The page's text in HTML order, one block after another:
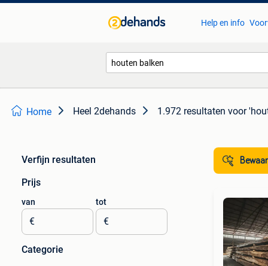
Help en info
Home Heel 2dehands 1.972 resultaten voor
Verfijn resultaten
Prijs
van
€
tot
€
Categorie